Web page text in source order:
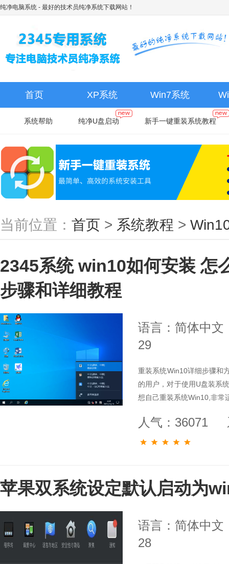
纯净电脑系统 - 最好的技术员纯净系统下载网站！
首页 XP系统 Win7系统
系统帮助 纯净U盘启动 新手一键重装系统教程
当前位置： 首页 > 系统教程 >
2345系统 win10如何安装 怎
步骤和详细教程
语言：简体中文
29
重装系统Win10详细步骤和
的用户，对于使用U盘装系
想自己重装系统Win10,非常
人气：36071
苹果双系统设定默认启动为
语言：简体中文
28